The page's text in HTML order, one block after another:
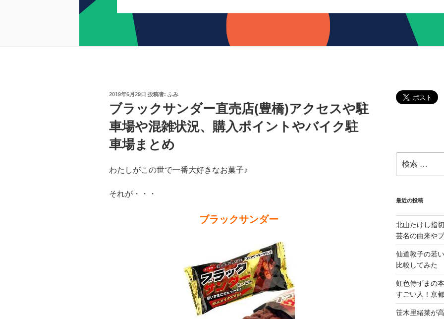
投
日:
2019年6月29日 投稿者: ふみ
ブラックサンダー直売店(豊橋)アクセスや駐
車場や混雑状況、購入ポイントやバイク駐
車場まとめ
わたしがこの世で一番大好きなお菓子♪
それが・・・
ブラックサンダー
索:
最近の投稿
北山たけし指
芸名の由来や
仙道敦子の若
比較してみた
虹色侍ずまの
すごい人！京
笹木里緒菜が